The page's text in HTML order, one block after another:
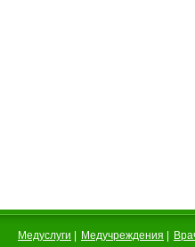
Медуслуги Медучреждения